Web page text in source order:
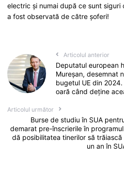
electric şi numai după ce sunt siguri
a fost observată de către şoferi!
Articolul anterior
Deputatul european
Mureșan, desemnat
bugetul UE din
oară când deține
Articolul următor
Burse de studiu în SUA
demarat pre-înscrierile în
dă posibilitatea tinerilor să trăiască
un an în